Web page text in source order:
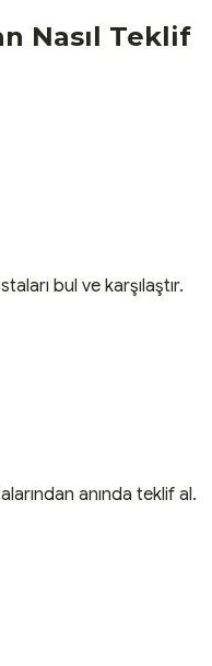
Nasıl Teklif
bul ve karşılaştır.
anında teklif al.